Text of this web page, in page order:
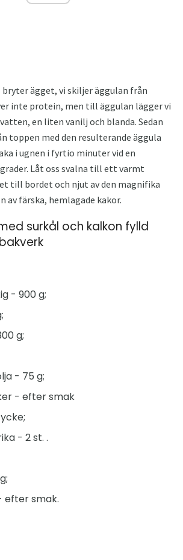
bryter ägget, vi skiljer äggulan från
inte protein, men till äggulan lägger vi
en liten vanilj och blanda. Sedan
toppen med den resulterande äggula
i ugnen i fyrtio minuter vid en
Låt oss svalna till ett varmt
till bordet och njut av den magnifika
av färska, hemlagade kakor.
surkål och kalkon fylld
- 900 g;
g;
- 75 g;
- efter smak
- 2 st. .
efter smak.